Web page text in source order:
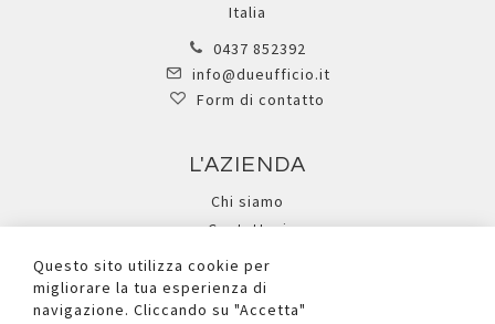
Italia
0437 852392
info@dueufficio.it
Form di contatto
L'AZIENDA
Chi siamo
Contattaci
Privacy Policy
Cookie
Questo sito utilizza cookie per
migliorare la tua esperienza di
navigazione. Cliccando su "Accetta"